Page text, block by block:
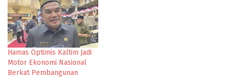
Hamas Optimis Kaltim Jadi
Motor Ekonomi Nasional
Berkat Pembangunan